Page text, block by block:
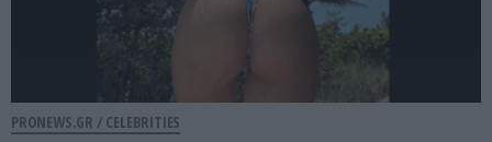
PRONEWS.GR / CELEBRITIES